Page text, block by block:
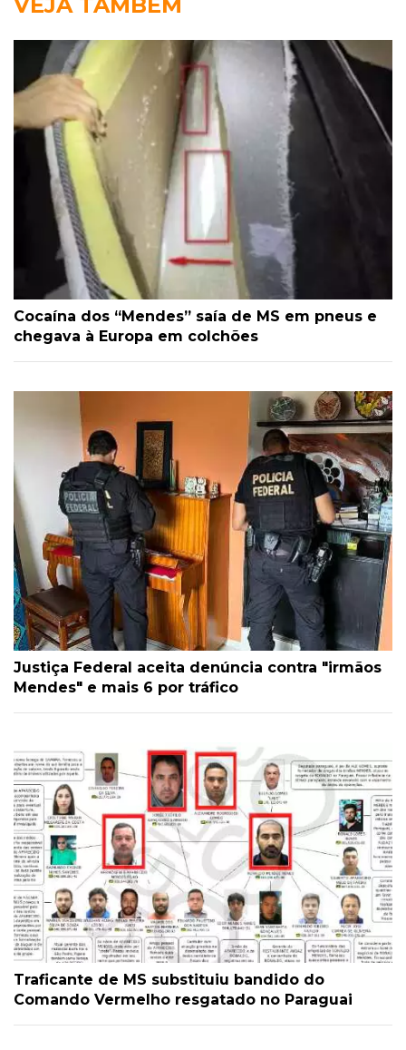
Cocaína dos “Mendes” saía de MS em pneus e
chegava à Europa em colchões
Justiça Federal aceita denúncia contra "irmãos
Mendes" e mais 6 por tráfico
Traficante de MS substituiu bandido do
Comando Vermelho resgatado no Paraguai